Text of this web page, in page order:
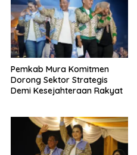
Pemkab Mura Komitmen
Dorong Sektor Strategis
Demi Kesejahteraan Rakyat